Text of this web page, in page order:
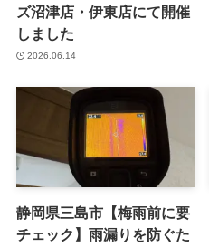
ズ沼津店・伊東店にて開催
しました
2026.06.14
静岡県三島市【梅雨前に要
チェック】雨漏りを防ぐた